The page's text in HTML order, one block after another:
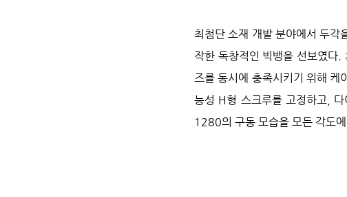
최첨단 소재 개발 분야에서 두각
작한 독창적인 빅뱅을 선보였다.
즈를 동시에 충족시키기 위해 케
능성 H형 스크루를 고정하고,
1280의 구동 모습을 모든 각도